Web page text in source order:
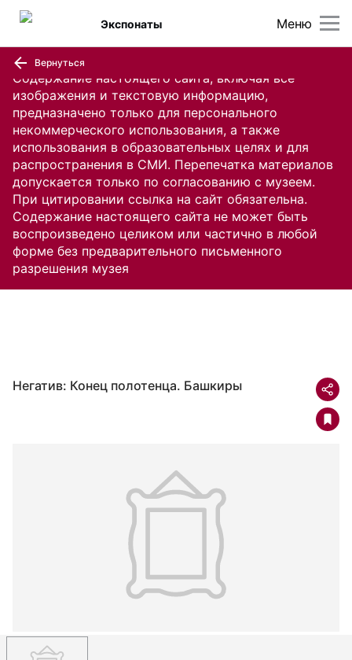
Содержание настоящего сайта, включая все
изображения и текстовую информацию,
предназначено только для персонального
некоммерческого использования, а также
использования в образовательных целях и для
распространения в СМИ. Перепечатка материалов
допускается только по согласованию с музеем.
При цитировании ссылка на сайт обязательна.
Содержание настоящего сайта не может быть
воспроизведено целиком или частично в любой
форме без предварительного письменного
разрешения музея
Меню
Экспонаты
Вернуться
Негатив: Конец полотенца. Башкиры